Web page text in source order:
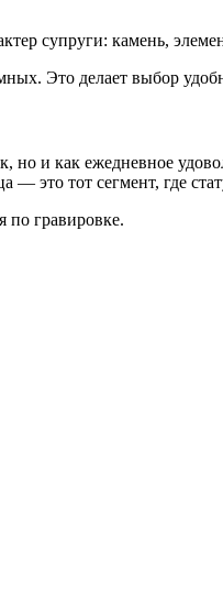
супруги: камень,
Это делает выбор
и как ежедневное
это тот сегмент, где
по гравировке.